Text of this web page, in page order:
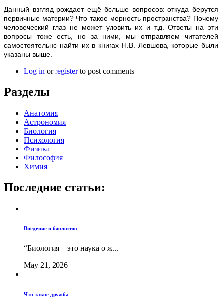
Данный взгляд рождает ещё больше вопросов: откуда берутся
первичные материи? Что такое мерность пространства? Почему
человеческий глаз не может уловить их и т.д. Ответы на эти
вопросы тоже есть, но за ними, мы отправляем читателей
самостоятельно найти их в книгах Н.В. Левшова, которые были
указаны выше.
Log in orregisterto post comments
Разделы
Анатомия
Астрономия
Биология
Психология
Физика
Философия
Химия
Последние статьи:
Введение в биологию
“Биология – это наука о ж...
May 21, 2026
Что такое дружба